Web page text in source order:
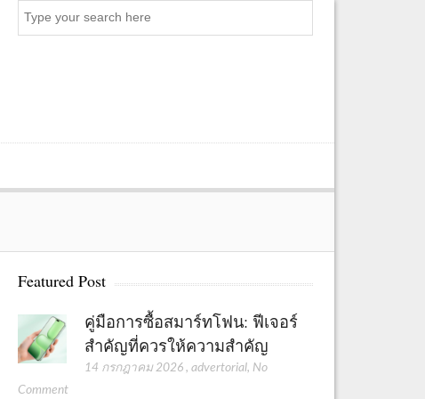
e
Featured Post
คู่มือการซื้อสมาร์ทโฟน: ฟีเจอร์
สำคัญที่ควรให้ความสำคัญ
14 กรกฎาคม 2026 ,advertorial, No
Comment